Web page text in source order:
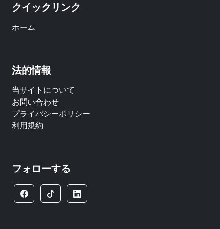
クイックリンク
ホーム
法的情報
当サイトについて
お問い合わせ
プライバシーポリシー
利用規約
フォローする